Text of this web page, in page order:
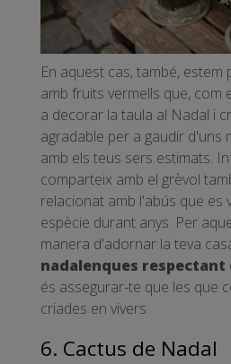
En aquest cas, també,
amb fruits vermells que, com
a decorar la taula al Nadal i
agradable per a gaudir d'uns
amb els teus sers estimats.
comparteix amb el grèvol
relacionat amb l'abús que es
espècie durant anys. Per
manera d'adornar la teva
nadalenques respectant
és assegurar-te que les que
criades en vivers.
6. Cactus de Nadal